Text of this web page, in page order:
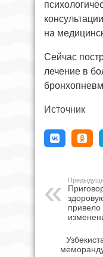
на
Сейчас
лечение в
Источник
привело